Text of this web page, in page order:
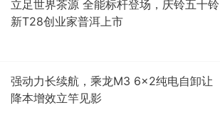
立足世界茶源 全能标杆登场，庆铃五十铃
新T28创业家普洱上市
强动力长续航，乘龙M3 6×2纯电自卸让
降本增效立竿见影